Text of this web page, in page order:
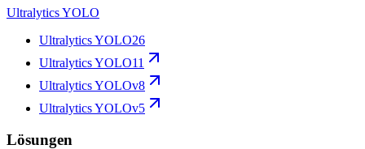
Ultralytics YOLO
Ultralytics YOLO26
Ultralytics YOLO11
Ultralytics YOLOv8
Ultralytics YOLOv5
Lösungen